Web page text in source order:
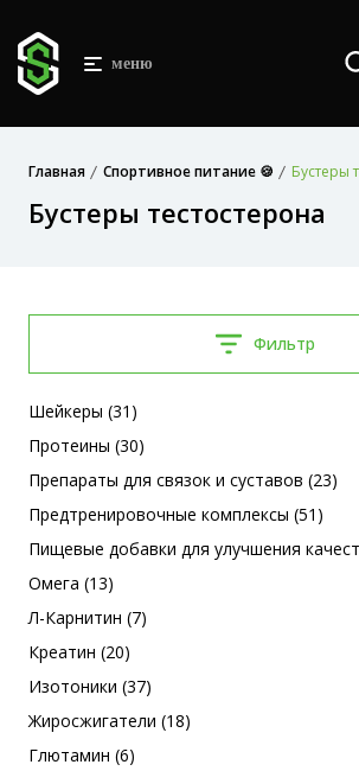
меню
Главная Спортивное питание 🍪 Бустеры
Бустеры тестостерона
Фильтр
Шейкеры (31)
Протеины (30)
Препараты для связок и суставов (23)
Предтренировочные комплексы (51)
Пищевые добавки для улучшения
Омега (13)
Л-Карнитин (7)
Креатин (20)
Изотоники (37)
Жиросжигатели (18)
Глютамин (6)